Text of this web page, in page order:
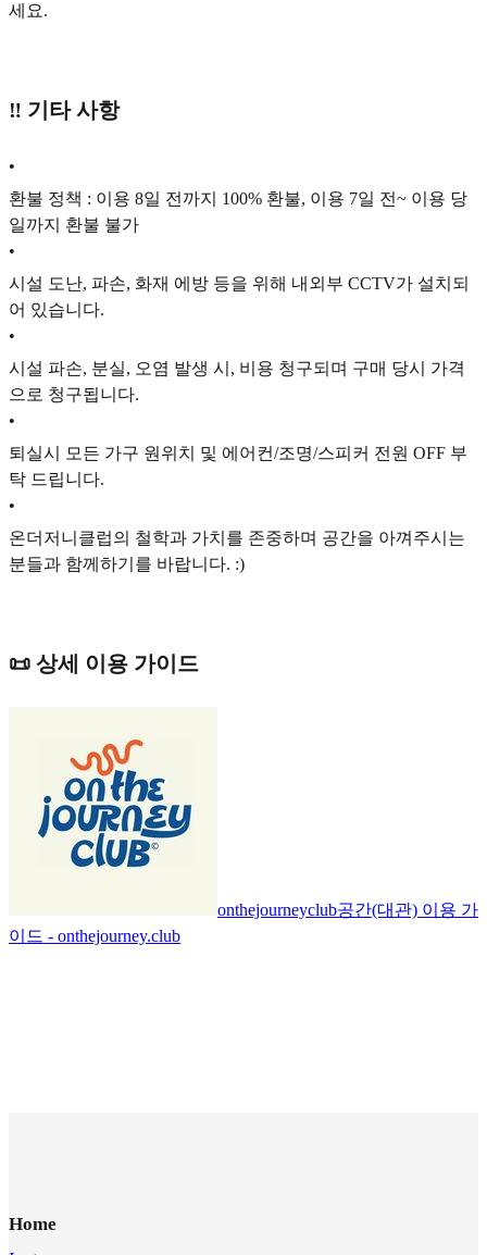
세요.
‼️ 기타 사항
•
환불 정책 : 이용 8일 전까지 100% 환불, 이용 7일 전~ 이용 당
일까지 환불 불가
•
시설 도난, 파손, 화재 에방 등을 위해 내외부 CCTV가 설치되
어 있습니다.
•
시설 파손, 분실, 오염 발생 시, 비용 청구되며 구매 당시 가격
으로 청구됩니다.
•
퇴실시 모든 가구 원위치 및 에어컨/조명/스피커 전원 OFF 부
탁 드립니다.
•
온더저니클럽의 철학과 가치를 존중하며 공간을 아껴주시는
분들과 함께하기를 바랍니다. :)
📜 상세 이용 가이드
onthejourneyclub공간(대관) 이용 가
이드 - onthejourney.club
Home